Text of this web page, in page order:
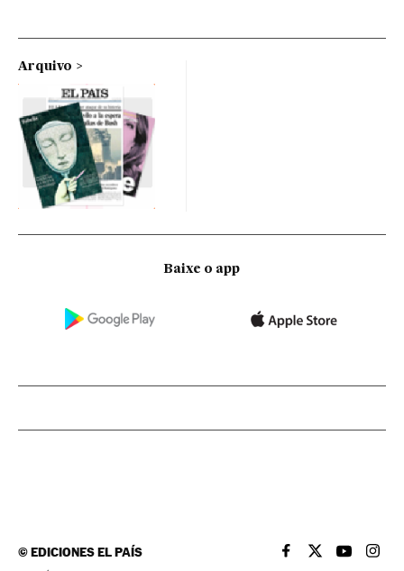
Arquivo
Baixe o app
©EDICIONES EL PAÍS EL PAÍS BRASIL EN
EL PAÍSEL PAÍS
EL